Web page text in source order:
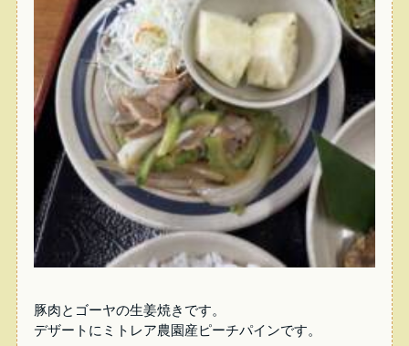
豚肉とゴーヤの生姜焼きです。
デザートにミトレア農園産ピーチパインです。